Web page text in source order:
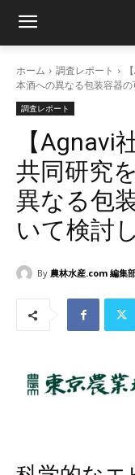
ホーム 調査レポート
本酒への異なる包装容器
調査レポート
【Agnavi
共同研究
異なる包
いて検討
By 農林水産.com 編集